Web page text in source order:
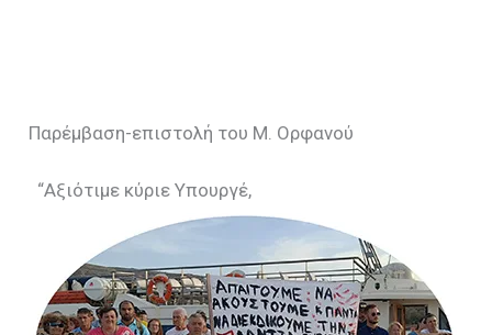
Παρέμβαση-επιστολή του Μ. Ορφανού
“Αξιότιμε κύριε Υπουργέ,